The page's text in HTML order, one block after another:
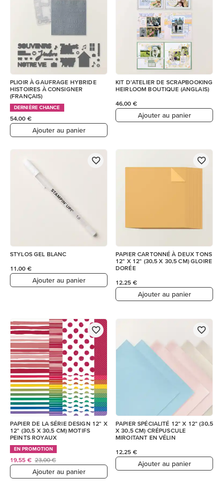
PLIOIR À GAUFRAGE HYBRIDE
HISTOIRES À CONSIGNER
(FRANÇAIS)
DERNIÈRE CHANCE
54,00 €
Ajouter au panier
KIT D’ATELIER DE SCRAPBOOKING
HEIRLOOM BOUTIQUE (ANGLAIS)
46,00 €
Ajouter au panier
STYLOS GEL BLANC
11,00 €
Ajouter au panier
PAPIER CARTONNÉ À DEUX TONS
12" X 12" (30,5 X 30,5 CM) GLOIRE
DORÉE
12,25 €
Ajouter au panier
PAPIER DE LA SÉRIE DESIGN 12" X
12" (30,5 X 30,5 CM) MOTIFS
PEINTS ROYAUX
EN PROMOTION
19,55 € 23,00 €
Ajouter au panier
PAPIER SPÉCIALITÉ 12" X 12" (30,5
X 30,5 CM) CRÉPUSCULE
MIROITANT EN VÉLIN
12,25 €
Ajouter au panier